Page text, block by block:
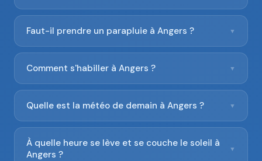
Faut-il prendre un parapluie à Angers ? ▼
Comment s'habiller à Angers ? ▼
Quelle est la météo de demain à Angers ? ▼
À quelle heure se lève et se couche le soleil à
Angers ?
▼